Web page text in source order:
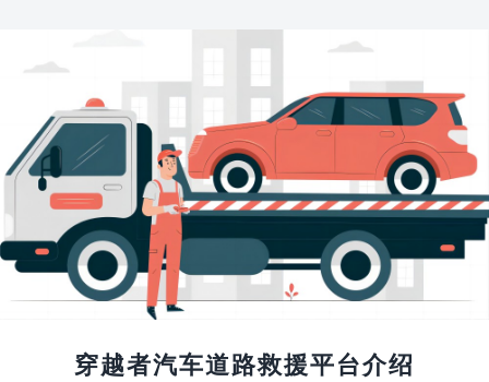
穿越者汽车道路救援平台介绍